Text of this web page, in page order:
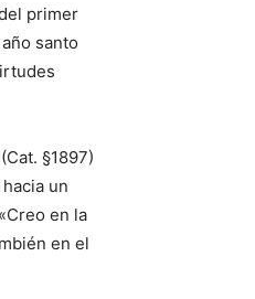
primer
santo
§1897)
un
en la
en el